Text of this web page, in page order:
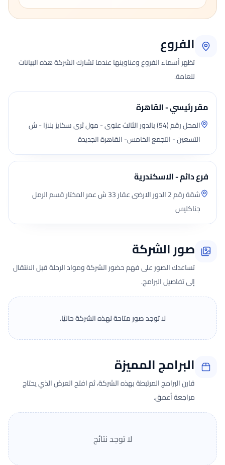
الفروع
تظهر أسماء الفروع وعناوينها عندما تشارك الشركة هذه البيانات
للعامة.
مقر رئيسي - القاهرة
المحل رقم (54) بالدور الثالث علوى - مول ثرى سكايز بلازا - ش
التسعين - التجمع الخامس- القاهرة الجديدة
فرع دائم - الاسكندرية
شقة رقم 2 الدور الارضى عقار 33 ش عمر المختار قسم الرمل
جناكليس
صور الشركة
تساعدك الصور على فهم حضور الشركة ومواد الرحلة قبل الانتقال
إلى تفاصيل البرامج.
لا توجد صور متاحة لهذه الشركة حاليًا.
البرامج المميزة
قارن البرامج المرتبطة بهذه الشركة، ثم افتح العرض الذي يحتاج
مراجعة أعمق.
لا توجد نتائج